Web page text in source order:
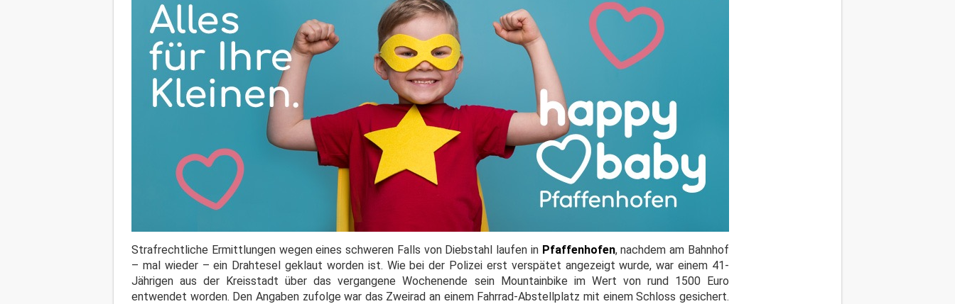
Strafrechtliche Ermittlungen wegen eines schweren Falls von Diebstahl laufen in Pfaffenhofen, nachdem am Bahnhof
– mal wieder – ein Drahtesel geklaut worden ist. Wie bei der Polizei erst verspätet angezeigt wurde, war einem 41-
Jährigen aus der Kreisstadt über das vergangene Wochenende sein Mountainbike im Wert von rund 1500 Euro
entwendet worden. Den Angaben zufolge war das Zweirad an einem Fahrrad-Abstellplatz mit einem Schloss gesichert.